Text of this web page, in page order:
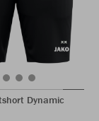
Dynamic